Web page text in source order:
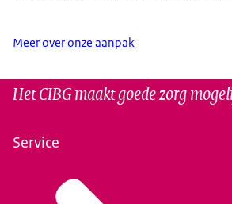
Meer over onze aanpak
Het CIBG maakt goede zorg
Service